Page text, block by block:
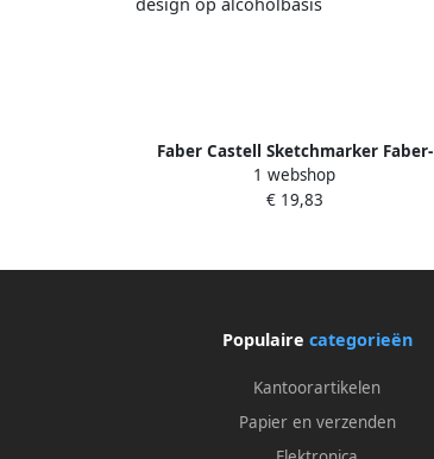
Faber Castell Sketchmarker Faber-
Castell Goldfaber etui 6 stuks Car
design op alcoholbasis
1 webshop
€ 19,83
Populaire categorieën
Kantoorartikelen
Papier en verzenden